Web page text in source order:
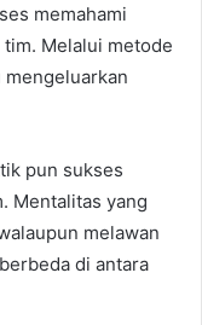
memahami
Melalui metode
pun sukses
Mentalitas yang
melawan
di antara